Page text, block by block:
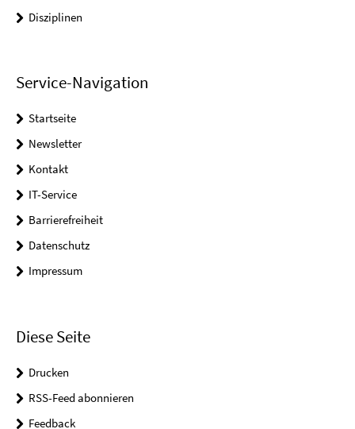
Disziplinen
Service-Navigation
Startseite
Newsletter
Kontakt
IT-Service
Barrierefreiheit
Datenschutz
Impressum
Diese Seite
Drucken
RSS-Feed abonnieren
Feedback